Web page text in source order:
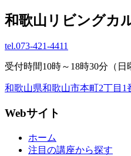
和歌山リビングカ
tel.073-421-4411
受付時間10時～18時30分（日
和歌山県和歌山市本町2丁目1
Webサイト
ホーム
注目の講座から探す